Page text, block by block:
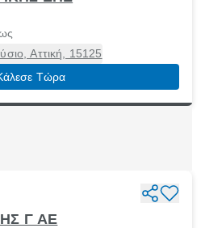
Αττική, 15125
Τώρα
Γ ΑΕ